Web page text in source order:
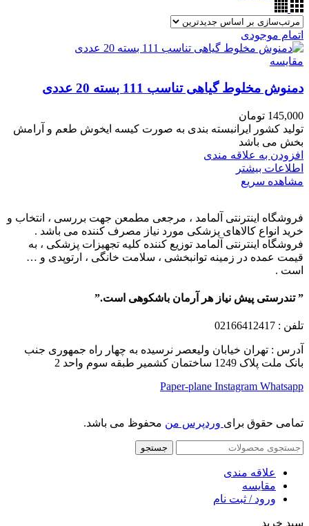
اتمام موجودی
مقایسه
دمنوش مخلوط گیاهی تناسب 111 بسته 20 عددی
145,000 تومان
تولید کشور ایرانبسته بندی به صورت کیسه ایخوش طعم و آرامش
بخش می باشد
افزودن به علاقه مندی
اطلاعات بیشتر
مشاهده سریع
فروشگاه اینترنتی آلمامد ، مرجعی مطمعن جهت بررسی ، انتخاب و
خرید انواع کالاهای پزشکی مورد نیاز مصرف کننده می باشد .
فروشگاه اینترنتی آلمامد توزیع کننده کلیه تجهیزات پزشکی ، به
قیمت عمده در زمینه توانبخشی ، سلامت خانگی ، ارتوپدی و …
است .
” تندرستی پیش نیاز هر آرمان باشکوهی است.”
تلفن : 02166412417
آدرس : تهران خیابان ولیعصر نرسیده به چهار راه جمهوری جنب
بانک ملت پلاک 1249 ساختمان کشمیر طبقه سوم واحد 2
Paper-plane Instagram Whatsapp
تمامی حقوق برای وردپرس من محفوظ می باشد.
جستجو
علاقه مندی
مقایسه
ورود / ثبت نام
سبد خرید